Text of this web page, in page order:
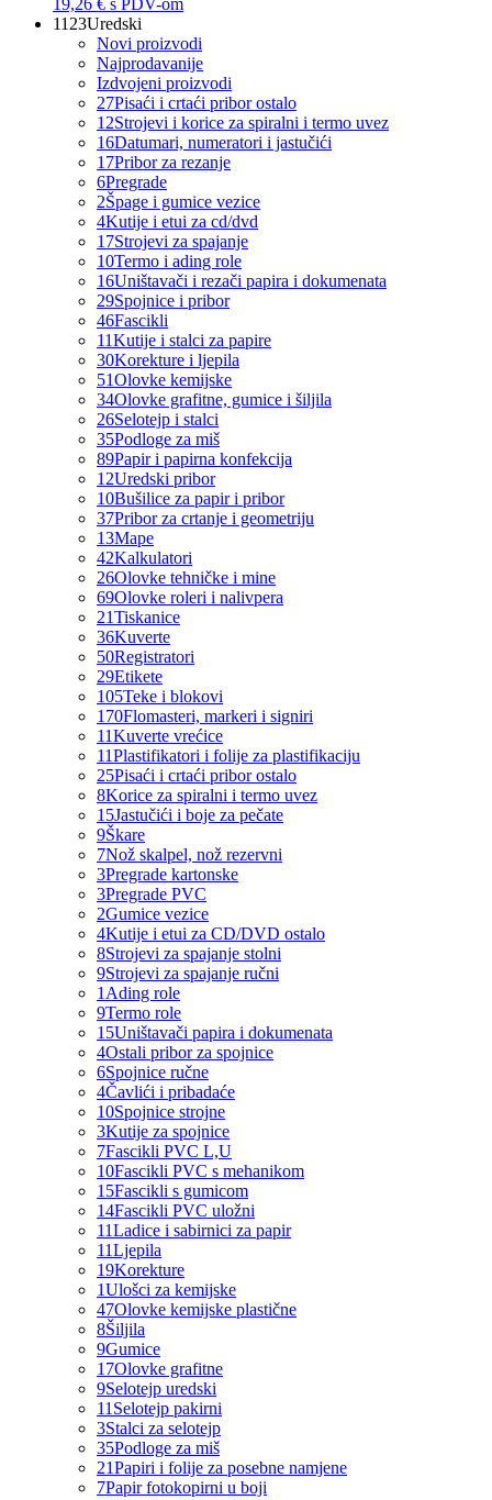
19,26 € s PDV-om
1123Uredski
Novi proizvodi
Najprodavanije
Izdvojeni proizvodi
27Pisaći i crtaći pribor ostalo
12Strojevi i korice za spiralni i termo uvez
16Datumari, numeratori i jastučići
17Pribor za rezanje
6Pregrade
2Špage i gumice vezice
4Kutije i etui za cd/dvd
17Strojevi za spajanje
10Termo i ading role
16Uništavači i rezači papira i dokumenata
29Spojnice i pribor
46Fascikli
11Kutije i stalci za papire
30Korekture i ljepila
51Olovke kemijske
34Olovke grafitne, gumice i šiljila
26Selotejp i stalci
35Podloge za miš
89Papir i papirna konfekcija
12Uredski pribor
10Bušilice za papir i pribor
37Pribor za crtanje i geometriju
13Mape
42Kalkulatori
26Olovke tehničke i mine
69Olovke roleri i nalivpera
21Tiskanice
36Kuverte
50Registratori
29Etikete
105Teke i blokovi
170Flomasteri, markeri i signiri
11Kuverte vrećice
11Plastifikatori i folije za plastifikaciju
25Pisaći i crtaći pribor ostalo
8Korice za spiralni i termo uvez
15Jastučići i boje za pečate
9Škare
7Nož skalpel, nož rezervni
3Pregrade kartonske
3Pregrade PVC
2Gumice vezice
4Kutije i etui za CD/DVD ostalo
8Strojevi za spajanje stolni
9Strojevi za spajanje ručni
1 Ading role
9Termo role
15Uništavači papira i dokumenata
4Ostali pribor za spojnice
6Spojnice ručne
4Čavlići i pribadaće
10Spojnice strojne
3Kutije za spojnice
7Fascikli PVC L,U
10Fascikli PVC s mehanikom
15Fascikli s gumicom
14Fascikli PVC uložni
11Ladice i sabirnici za papir
11Ljepila
19Korekture
1Ulošci za kemijske
47Olovke kemijske plastične
8Šiljila
9Gumice
17Olovke grafitne
9Selotejp uredski
11 Selotejp pakirni
3Stalci za selotejp
35Podloge za miš
21Papiri i folije za posebne namjene
7Papir fotokopirni u boji